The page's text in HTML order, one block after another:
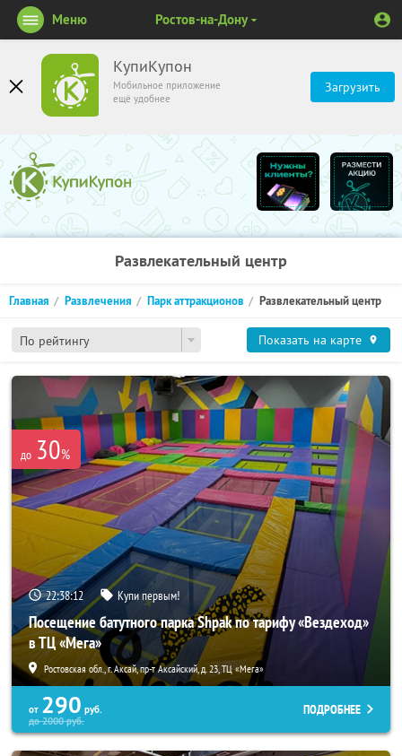
КупиКупон
Мобильное приложение
ещё удобнее
Загрузить
Меню Ростов-на-Дону
Развлекательный центр
По рейтингу
Главная Развлечения Парк аттракционов Развлекательный центр
Показать на карте
до 30%
22:38:12 Купи первым!
Посещение батутного парка Shpak по тарифу «Вездеход»
в ТЦ «Мега»
Ростовская обл., г. Аксай, пр-т Аксайский, д. 23, ТЦ «Мега»
от 290 руб.
до2000руб.
ПОДРОБНЕЕ